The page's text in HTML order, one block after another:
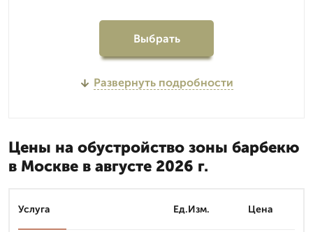
Выбрать
Развернуть подробности
Цены на обустройство зоны барбекю
в Москве в августе 2026 г.
Услуга Ед.Изм. Цена